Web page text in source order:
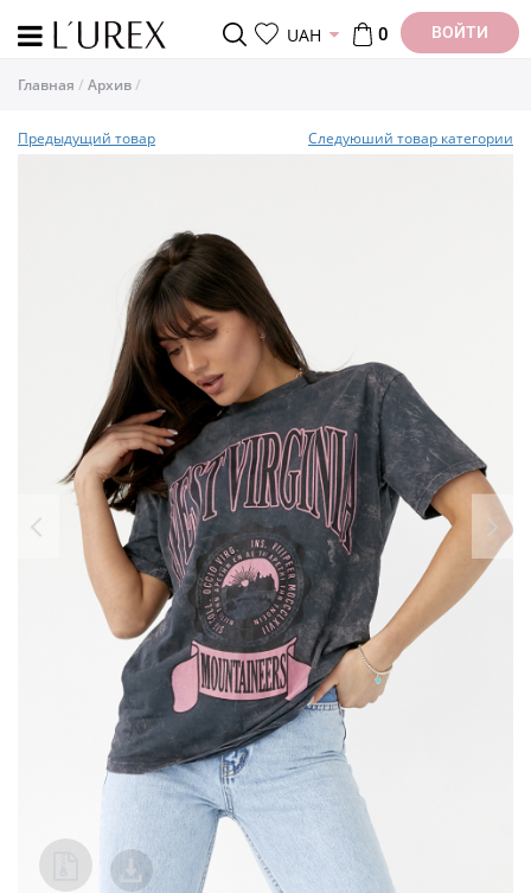
UAH 0 ВОЙТИ
Главная Архив
Предыдущий товар Следуюший товар категории